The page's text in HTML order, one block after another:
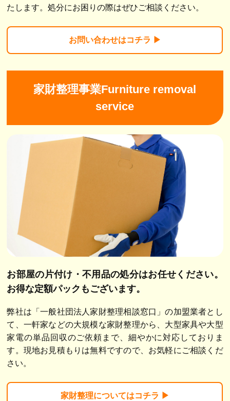
たします。処分にお困りの際はぜひご相談ください。
お問い合わせはコチラ ▶︎
家財整理事業Furniture removal
service
お部屋の片付け・不用品の処分はお任せください。
お得な定額パックもございます。
弊社は「一般社団法人家財整理相談窓口」の加盟業者とし
て、一軒家などの大規模な家財整理から、大型家具や大型
家電の単品回収のご依頼まで、細やかに対応しておりま
す。現地お見積もりは無料ですので、お気軽にご相談くだ
さい。
家財整理についてはコチラ ▶︎